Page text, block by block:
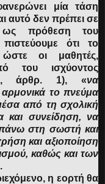
μία τάση
αυτό δεν πρέπει σε
ως πρόθεση του
πιστεύουμε ότι το
ώστε οι μαθητές,
του ισχύοντος
85, άρθρ. 1), «να
το πνεύμα
από τη σχολική
και συνείδηση, να
πάνω στη σωστή και
και αξιοποίηση
καθώς και των
η εορτή θα